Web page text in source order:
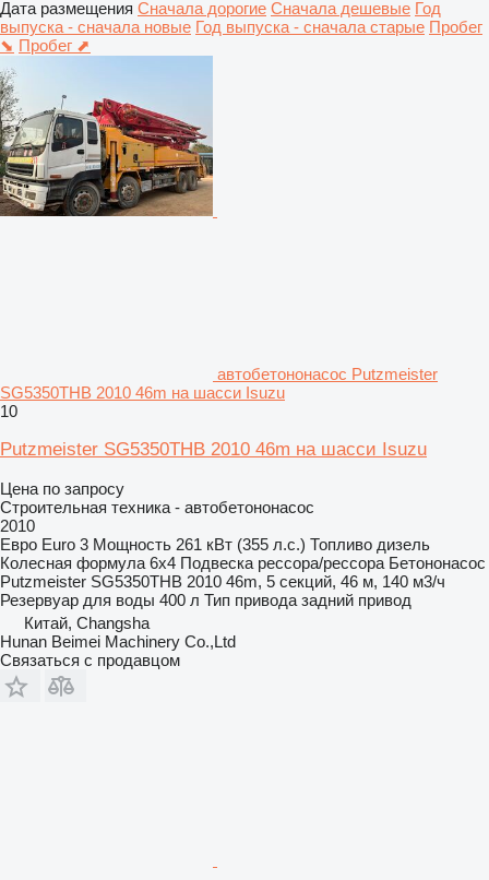
Дата размещения Сначала дорогие Сначала дешевые Год
выпуска - сначала новые Год выпуска - сначала старые Пробег
⬊ Пробег ⬈
автобетононасос Putzmeister
SG5350THB 2010 46m на шасси Isuzu
10
Putzmeister SG5350THB 2010 46m на шасси Isuzu
Цена по запросу
Строительная техника - автобетононасос
2010
Евро Euro 3 Мощность 261 кВт (355 л.с.) Топливо дизель
Колесная формула 6x4 Подвеска рессора/рессора Бетононасос
Putzmeister SG5350THB 2010 46m, 5 секций, 46 м, 140 м3/ч
Резервуар для воды 400 л Тип привода задний привод
Китай, Changsha
Hunan Beimei Machinery Co.,Ltd
Связаться с продавцом